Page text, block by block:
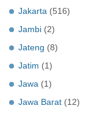
Jakarta (516)
Jambi (2)
Jateng (8)
Jatim (1)
Jawa (1)
Jawa Barat (12)